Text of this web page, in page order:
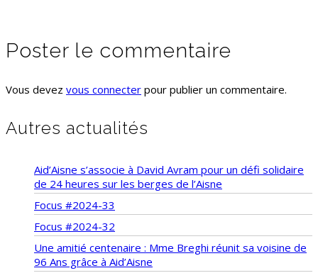
Poster le commentaire
Vous devez vous connecter pour publier un commentaire.
Autres actualités
Aid’Aisne s’associe à David Avram pour un défi solidaire
de 24 heures sur les berges de l’Aisne
Focus #2024-33
Focus #2024-32
Une amitié centenaire : Mme Breghi réunit sa voisine de
96 Ans grâce à Aid’Aisne